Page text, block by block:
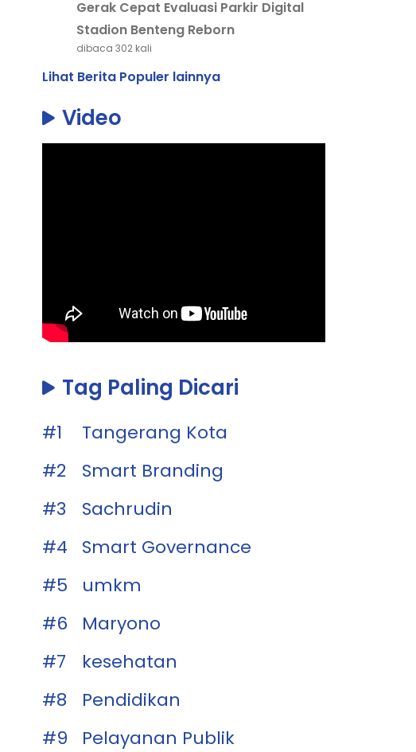
Gerak Cepat Evaluasi Parkir Digital
Stadion Benteng Reborn
dibaca 302 kali
Lihat Berita Populer lainnya
Video
Tag Paling Dicari
#1
Tangerang Kota
#2
Smart Branding
#3
Sachrudin
#4
Smart Governance
#5
umkm
#6
Maryono
#7
kesehatan
#8
Pendidikan
#9
Pelayanan Publik